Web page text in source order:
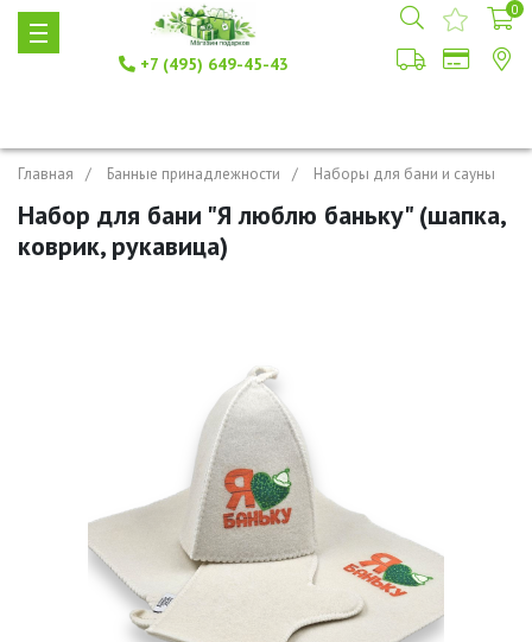
+7 (495) 649-45-43
0
Главная Банные принадлежности Наборы для бани и сауны
Набор для бани "Я люблю баньку" (шапка,
коврик, рукавица)